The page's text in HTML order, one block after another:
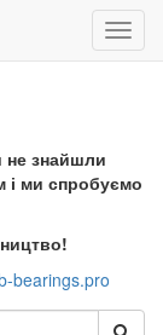
не знайшли
і ми спробуємо
bearings.pro